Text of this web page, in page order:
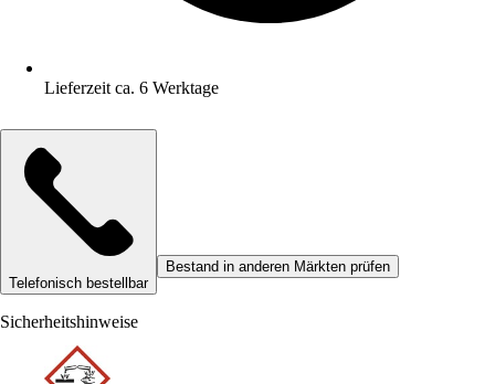
Lieferzeit ca. 6 Werktage
Telefonisch bestellbar
Bestand in anderen Märkten prüfen
Sicherheitshinweise